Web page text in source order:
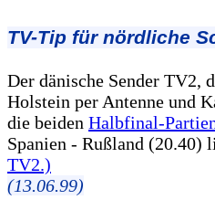
TV-Tip für nördliche
Der dänische Sender TV2,
Holstein per Antenne und
die beiden Halbfinal-
Spanien - Rußland (20.40)
TV2.)
(13.06.99)